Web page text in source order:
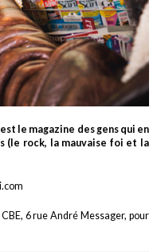
le magazine des gens qui en
(le rock, la mauvaise foi et la
6 rue André Messager, pour